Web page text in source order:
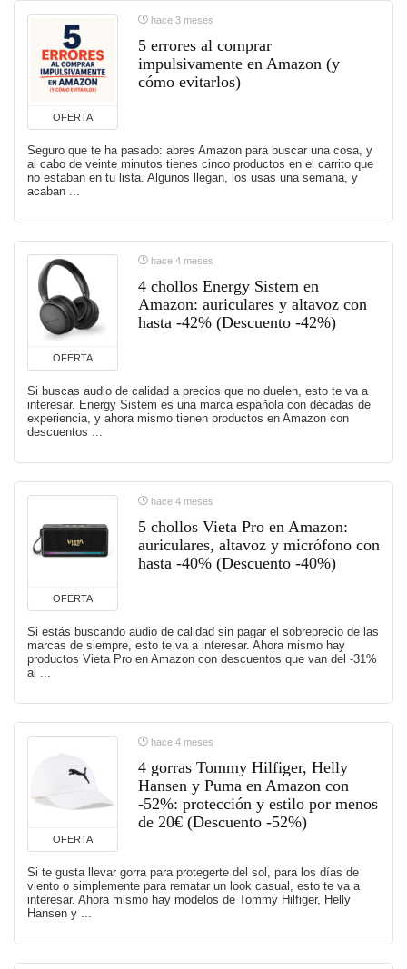
OFERTA
hace 3 meses
5 errores al comprar
impulsivamente en Amazon (y
cómo evitarlos)
Seguro que te ha pasado: abres Amazon para buscar una cosa, y
al cabo de veinte minutos tienes cinco productos en el carrito que
no estaban en tu lista. Algunos llegan, los usas una semana, y
acaban ...
OFERTA
hace 4 meses
4 chollos Energy Sistem en
Amazon: auriculares y altavoz con
hasta -42% (Descuento -42%)
Si buscas audio de calidad a precios que no duelen, esto te va a
interesar. Energy Sistem es una marca española con décadas de
experiencia, y ahora mismo tienen productos en Amazon con
descuentos ...
OFERTA
hace 4 meses
5 chollos Vieta Pro en Amazon:
auriculares, altavoz y micrófono con
hasta -40% (Descuento -40%)
Si estás buscando audio de calidad sin pagar el sobreprecio de las
marcas de siempre, esto te va a interesar. Ahora mismo hay
productos Vieta Pro en Amazon con descuentos que van del -31%
al ...
OFERTA
hace 4 meses
4 gorras Tommy Hilfiger, Helly
Hansen y Puma en Amazon con
-52%: protección y estilo por menos
de 20€ (Descuento -52%)
Si te gusta llevar gorra para protegerte del sol, para los días de
viento o simplemente para rematar un look casual, esto te va a
interesar. Ahora mismo hay modelos de Tommy Hilfiger, Helly
Hansen y ...